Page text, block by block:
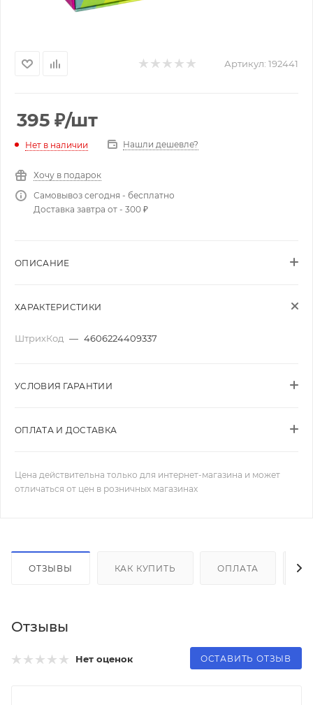
Артикул: 192441
395 ₽/шт
Нет в наличии Нашли дешевле?
Хочу в подарок
Самовывоз сегодня - бесплатно
Доставка завтра от - 300 ₽
ОПИСАНИЕ
ХАРАКТЕРИСТИКИ
ШтрихКод — 4606224409337
УСЛОВИЯ ГАРАНТИИ
ОПЛАТА И ДОСТАВКА
Цена действительна только для интернет-магазина и может
отличаться от цен в розничных магазинах
ОТЗЫВЫ КАК КУПИТЬ ОПЛАТА
Отзывы
Нет оценок ОСТАВИТЬ ОТЗЫВ